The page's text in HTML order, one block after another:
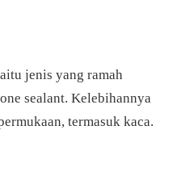
jenis yang ramah
sealant. Kelebihannya
termasuk kaca.